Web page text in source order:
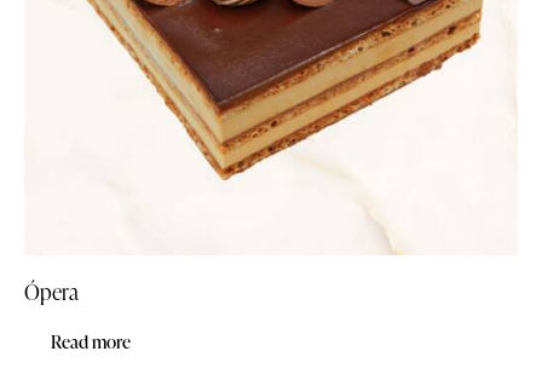
Ópera
Read more